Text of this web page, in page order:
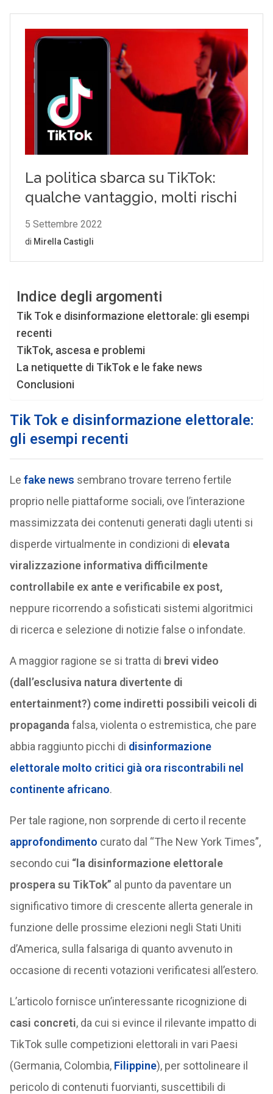
Indice degli argomenti
Tik Tok e disinformazione elettorale: gli esempi
recenti
TikTok, ascesa e problemi
La netiquette di TikTok e le fake news
Conclusioni
Tik Tok e disinformazione elettorale:
gli esempi recenti
Le fake news sembrano trovare terreno fertile
proprio nelle piattaforme sociali, ove l’interazione
massimizzata dei contenuti generati dagli utenti si
disperde virtualmente in condizioni di elevata
viralizzazione informativa difficilmente
controllabile ex ante e verificabile ex post,
neppure ricorrendo a sofisticati sistemi algoritmici
di ricerca e selezione di notizie false o infondate.
A maggior ragione se si tratta di brevi video
(dall’esclusiva natura divertente di
entertainment?) come indiretti possibili veicoli di
propaganda falsa, violenta o estremistica, che pare
abbia raggiunto picchi di disinformazione
elettorale molto critici già ora riscontrabili nel
continente africano.
Per tale ragione, non sorprende di certo il recente
approfondimento curato dal “The New York Times”,
secondo cui “la disinformazione elettorale
prospera su TikTok” al punto da paventare un
significativo timore di crescente allerta generale in
funzione delle prossime elezioni negli Stati Uniti
d’America, sulla falsariga di quanto avvenuto in
occasione di recenti votazioni verificatesi all’estero.
L’articolo fornisce un’interessante ricognizione di
casi concreti, da cui si evince il rilevante impatto di
TikTok sulle competizioni elettorali in vari Paesi
(Germania, Colombia, Filippine), per sottolineare il
pericolo di contenuti fuorvianti, suscettibili di